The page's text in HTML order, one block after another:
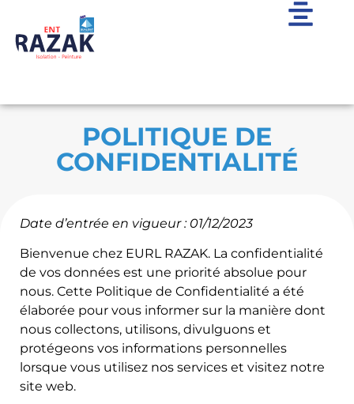
POLITIQUE DE
CONFIDENTIALITÉ
Date d’entrée en vigueur : 01/12/2023
Bienvenue chez EURL RAZAK. La confidentialité
de vos données est une priorité absolue pour
nous. Cette Politique de Confidentialité a été
élaborée pour vous informer sur la manière dont
nous collectons, utilisons, divulguons et
protégeons vos informations personnelles
lorsque vous utilisez nos services et visitez notre
site web.